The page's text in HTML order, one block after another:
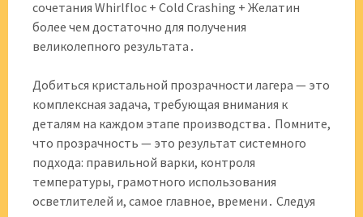
сочетания Whirlfloc + Cold Crashing + Желатин
более чем достаточно для получения
великолепного результата․
Добиться кристальной прозрачности лагера — это
комплексная задача, требующая внимания к
деталям на каждом этапе производства․ Помните,
что прозрачность — это результат системного
подхода: правильной варки, контроля
температуры, грамотного использования
осветлителей и, самое главное, времени․ Следуя